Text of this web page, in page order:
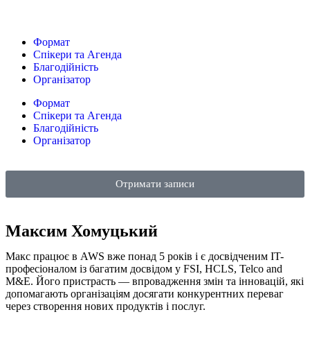
Формат
Спікери та Агенда
Благодійність
Організатор
Формат
Спікери та Агенда
Благодійність
Організатор
Отримати записи
Максим Хомуцький
Макс працює в AWS вже понад 5 років і є досвідченим IT-
професіоналом із багатим досвідом у FSI, HCLS, Telco and
M&E. Його пристрасть — впровадження змін та інновацій, які
допомагають організаціям досягати конкурентних переваг
через створення нових продуктів і послуг.